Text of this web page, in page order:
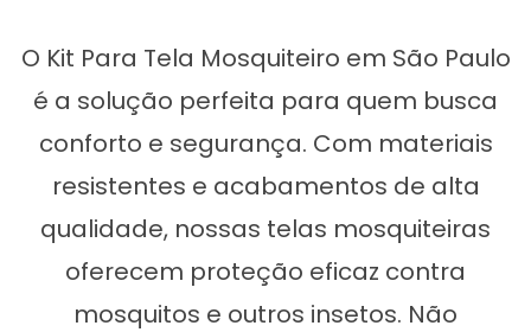
O Kit Para Tela Mosquiteiro em São Paulo
é a solução perfeita para quem busca
conforto e segurança. Com materiais
resistentes e acabamentos de alta
qualidade, nossas telas mosquiteiras
oferecem proteção eficaz contra
mosquitos e outros insetos. Não